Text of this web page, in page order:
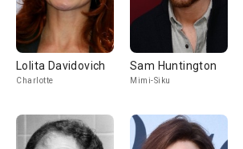
Lolita Davidovich
Charlotte
Sam Huntington
Mimi-Siku